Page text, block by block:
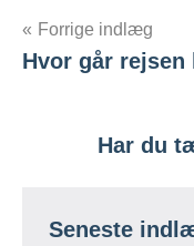
Forrige indlæg
Hvor går rejsen
Har du
Seneste